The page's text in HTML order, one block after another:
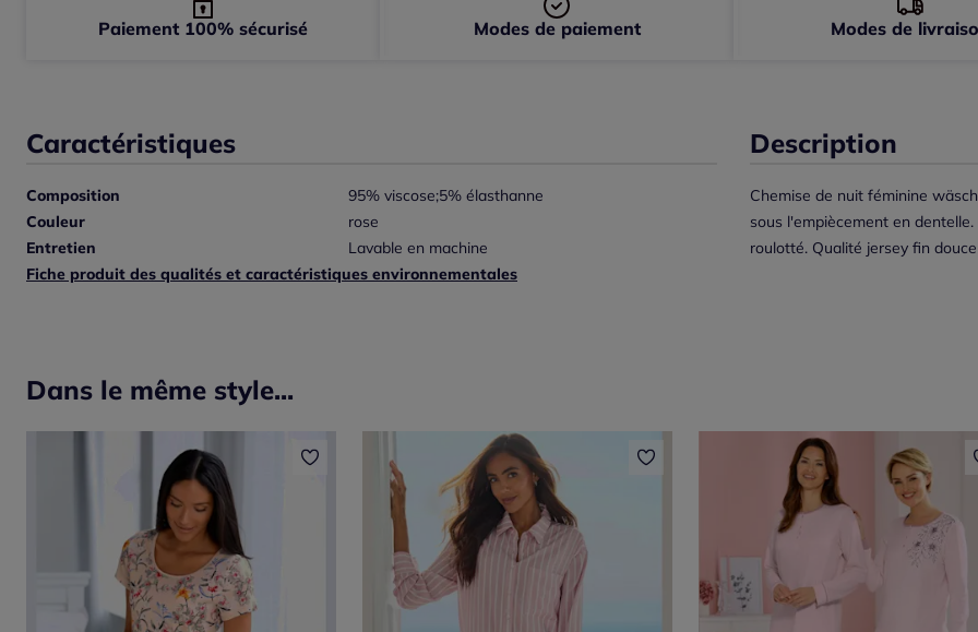
Caractéristiques
Composition
95% viscose;5% élasthanne
Couleur
rose
Entretien
Lavable en machine
Fiche produit des qualités et caractéristiques environnementales
Description
Chemise de nuit féminine
sous l'empiècement en
roulotté. Qualité jersey fin
Paiement 100% sécurisé Modes de paiement Modes de
Dans le même style...